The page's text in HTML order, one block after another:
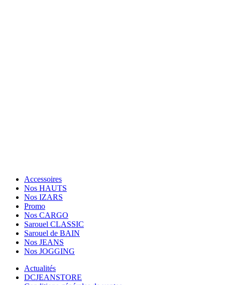
Accessoires
Nos HAUTS
Nos IZARS
Promo
Nos CARGO
Sarouel CLASSIC
Sarouel de BAIN
Nos JEANS
Nos JOGGING
Actualités
DCJEANSTORE